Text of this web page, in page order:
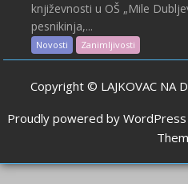
književnosti u OŠ „Mile
pesnikinja,...
Novosti Zanimljivosti
Copyright © LAJKOVAC NA
Proudly powered by WordPress